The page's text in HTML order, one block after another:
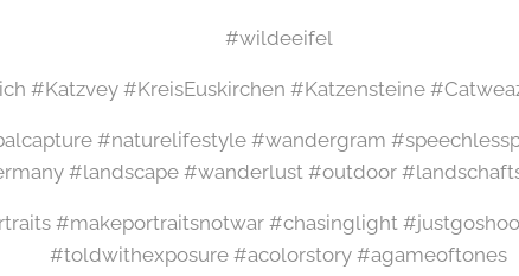
#wildeeifel
#Katzvey #KreisEuskirchen #Katzensteine
#naturelifestyle #wandergram
#landscape #wanderlust #outdoor
#makeportraitsnotwar #chasinglight
#toldwithexposure #acolorstory #agameoftones